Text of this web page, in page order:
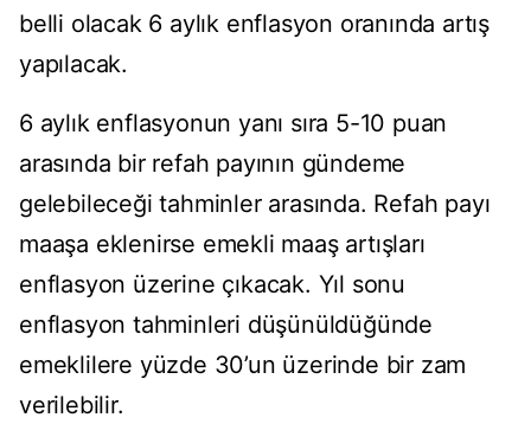
belli olacak 6 aylık enflasyon oranında artış
yapılacak.
6 aylık enflasyonun yanı sıra 5-10 puan
arasında bir refah payının gündeme
gelebileceği tahminler arasında. Refah payı
maaşa eklenirse emekli maaş artışları
enflasyon üzerine çıkacak. Yıl sonu
enflasyon tahminleri düşünüldüğünde
emeklilere yüzde 30’un üzerinde bir zam
verilebilir.